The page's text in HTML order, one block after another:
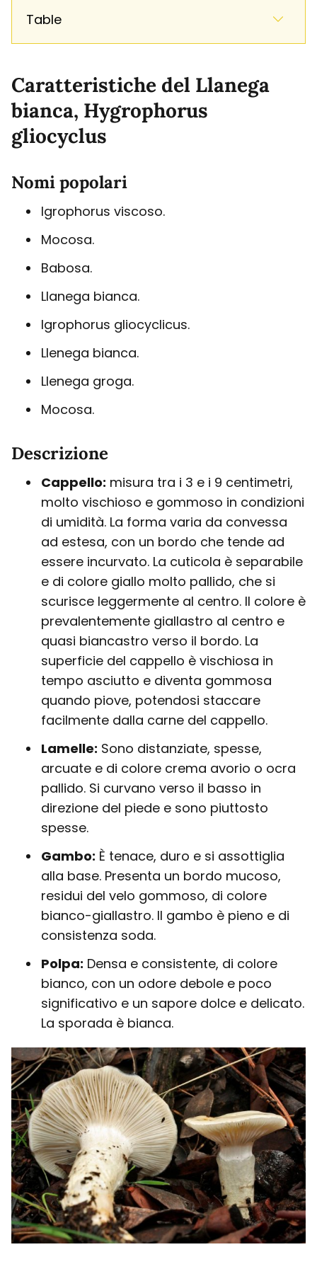
Table
Caratteristiche del Llanega
bianca, Hygrophorus
gliocyclus
Nomi popolari
Igrophorus viscoso.
Mocosa.
Babosa.
Llanega bianca.
Igrophorus gliocyclicus.
Llenega bianca.
Llenega groga.
Mocosa.
Descrizione
Cappello: misura tra i 3 e i 9 centimetri,
molto vischioso e gommoso in condizioni
di umidità. La forma varia da convessa
ad estesa, con un bordo che tende ad
essere incurvato. La cuticola è separabile
e di colore giallo molto pallido, che si
scurisce leggermente al centro. Il colore è
prevalentemente giallastro al centro e
quasi biancastro verso il bordo. La
superficie del cappello è vischiosa in
tempo asciutto e diventa gommosa
quando piove, potendosi staccare
facilmente dalla carne del cappello.
Lamelle: Sono distanziate, spesse,
arcuate e di colore crema avorio o ocra
pallido. Si curvano verso il basso in
direzione del piede e sono piuttosto
spesse.
Gambo: È tenace, duro e si assottiglia
alla base. Presenta un bordo mucoso,
residui del velo gommoso, di colore
bianco-giallastro. Il gambo è pieno e di
consistenza soda.
Polpa: Densa e consistente, di colore
bianco, con un odore debole e poco
significativo e un sapore dolce e delicato.
La sporada è bianca.